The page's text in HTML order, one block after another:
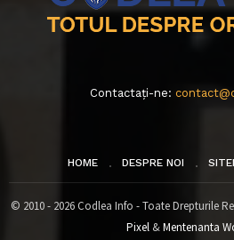
Contactați-ne:
HOME DESPRE NOI
© 2010 - 2026 Codlea Info - Toate Drepturile
Pixel&Mentenanta